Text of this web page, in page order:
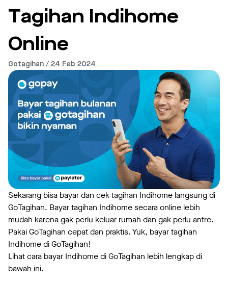
Tagihan Indihome
Online
Gotagihan / 24 Feb 2024
Sekarang bisa bayar dan cek tagihan Indihome langsung di
GoTagihan. Bayar tagihan Indihome secara online lebih
mudah karena gak perlu keluar rumah dan gak perlu antre.
Pakai GoTagihan cepat dan praktis. Yuk, bayar tagihan
Indihome di GoTagihan!
Lihat cara bayar Indihome di GoTagihan lebih lengkap di
bawah ini.